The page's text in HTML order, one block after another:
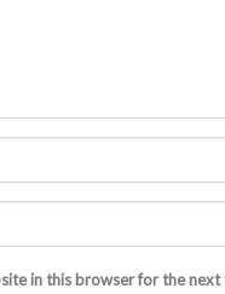
in this browser for the